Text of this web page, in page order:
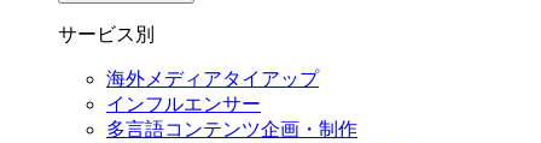
サービス別
海外メディアタイアップ
インフルエンサー
多言語コンテンツ企画・制作